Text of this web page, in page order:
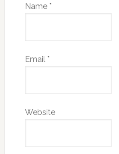
Name *
Email *
Website